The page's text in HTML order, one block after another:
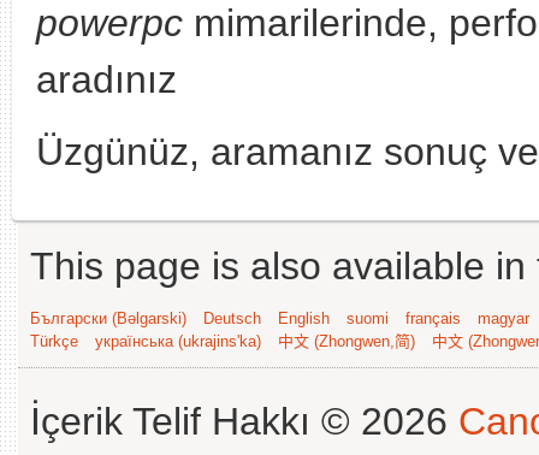
powerpc mimarilerinde,
aradınız
Üzgünüz, aramanız sonuç
This page is also available
Български (Bəlgarski) Deutsch English suomi français
magyar
Türkçe
українська (ukrajins'ka) 中文 (Zhongwen,简) 中文
İçerik Telif Hakkı © 2026